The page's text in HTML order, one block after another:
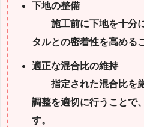
下地の整備
施工前に下地を十分
タルとの密着性を高める
適正な混合比の維持
指定された混合比を
調整を適切に行うことで
す。